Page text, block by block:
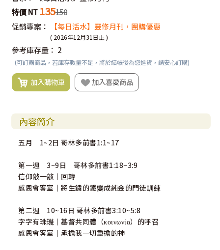
特價 NT 135150
促銷專案：
【每日活水】靈修月刊，團購優惠
( 2026年12月31日止 )
參考庫存量： 2
(可訂購商品，若庫存數量不足，將於結帳後為您進貨，請安心訂購)
加入購物車 加入喜愛商品
內容簡介
五月 1~2日 哥林多前書1:1~17
第一週 3~9日 哥林多前書1:18~3:9
信仰敲一敲｜回轉
感恩會客室｜將生鏽的鐵變成純金的門徒訓練
第二週 10~16日 哥林多前書3:10~5:8
字字有珠璣｜基督共同體（κοινωνία）的呼召
感恩會客室｜承擔我一切重擔的神